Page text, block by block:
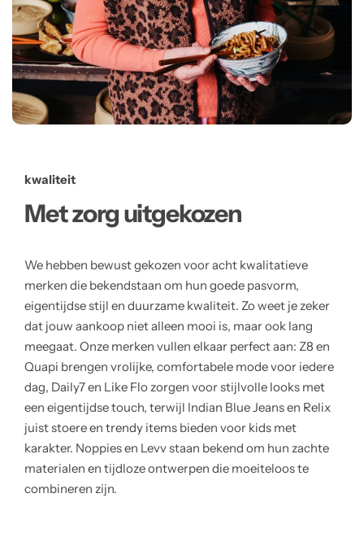
kwaliteit
Met zorg uitgekozen
We hebben bewust gekozen voor acht kwalitatieve
merken die bekendstaan om hun goede pasvorm,
eigentijdse stijl en duurzame kwaliteit. Zo weet je zeker
dat jouw aankoop niet alleen mooi is, maar ook lang
meegaat. Onze merken vullen elkaar perfect aan: Z8 en
Quapi brengen vrolijke, comfortabele mode voor iedere
dag, Daily7 en Like Flo zorgen voor stijlvolle looks met
een eigentijdse touch, terwijl Indian Blue Jeans en Relix
juist stoere en trendy items bieden voor kids met
karakter. Noppies en Levv staan bekend om hun zachte
materialen en tijdloze ontwerpen die moeiteloos te
combineren zijn.